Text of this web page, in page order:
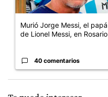
Murió Jorge Messi, el papá
de Lionel Messi, en Rosario
40 comentarios